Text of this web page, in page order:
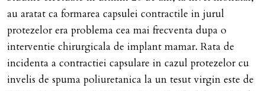
au aratat ca formarea capsulei contractile in jurul
protezelor era problema cea mai frecventa dupa o
interventie chirurgicala de implant mamar. Rata de
incidenta a contractiei capsulare in cazul protezelor cu
invelis de spuma poliuretanica la un tesut virgin este de